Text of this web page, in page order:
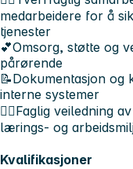
medarbeidere for å
tjenester
💕Omsorg, støtte og
pårørende
📝Dokumentasjon og
interne systemer
🙋‍♀️Faglig veiledning
lærings- og
Kvalifikasjoner